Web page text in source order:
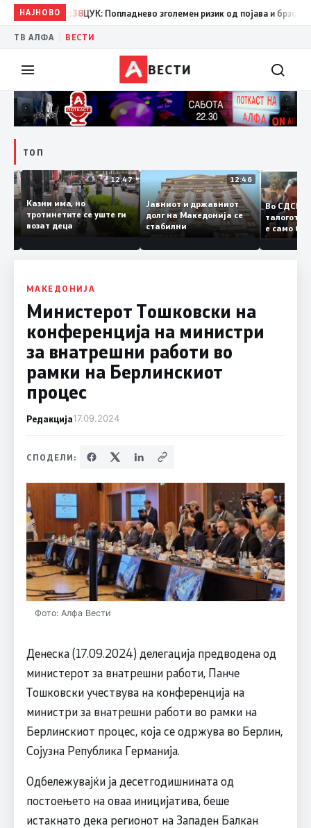
НАЈНОВО
08:38 ЦУК: Попладнево зголемен ризик од појава и брзо
ТВ АЛФА ВЕСТИ
ВЕСТИ
ТОП
12:50
и
12:47
Казни има, но
тротинетите се уште ги
возат деца
12:46
Јавниот и државниот
долг на Македонија се
стабилни
Во
е само
копија
Заев
МАКЕДОНИЈА
Министерот Тошковски на
конференција на министри
за внатрешни работи во
рамки на Берлинскиот
процес
Редакција17.09.2024
СПОДЕЛИ:
Фото: Алфа Вести
Денеска (17.09.2024) делегација предводена од
министерот за внатрешни работи, Панче
Тошковски учествува на конференција на
министри за внатрешни работи во рамки на
Берлинскиот процес, која се одржува во Берлин,
Сојузна Република Германија.
Одбележувајќи ја десетгодишнината од
постоењето на оваа иницијатива, беше
истакнато дека регионот на Западен Балкан